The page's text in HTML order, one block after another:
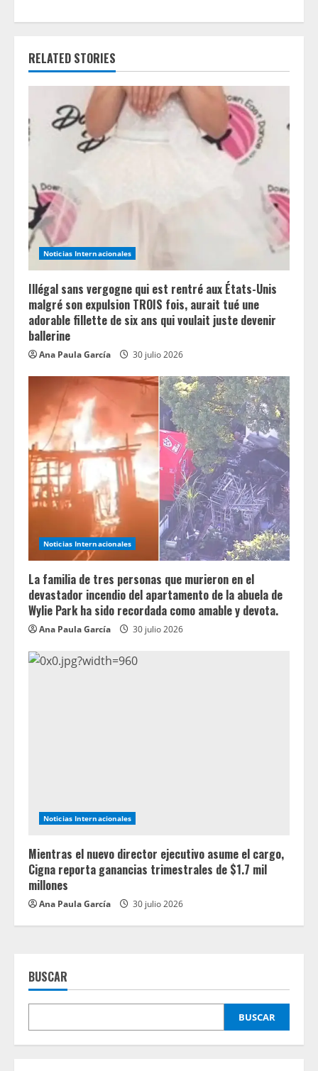
u
R
a
d
i
n
g
RELATED STORIES
Noticias Internacionales
Illégal sans vergogne qui est rentré aux États-Unis
malgré son expulsion TROIS fois, aurait tué une
adorable fillette de six ans qui voulait juste devenir
ballerine
Ana Paula García 30 julio 2026
Noticias Internacionales
La familia de tres personas que murieron en el
devastador incendio del apartamento de la abuela de
Wylie Park ha sido recordada como amable y devota.
Ana Paula García 30 julio 2026
Noticias Internacionales
Mientras el nuevo director ejecutivo asume el cargo,
Cigna reporta ganancias trimestrales de $1.7 mil
millones
Ana Paula García 30 julio 2026
BUSCAR
BUSCAR